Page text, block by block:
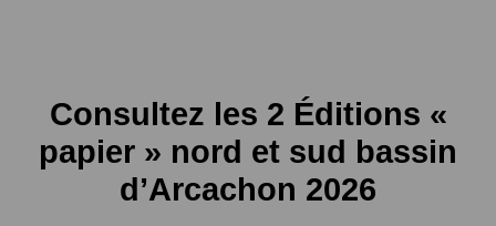
Consultez les 2 Éditions «
papier » nord et sud bassin
d’Arcachon 2026